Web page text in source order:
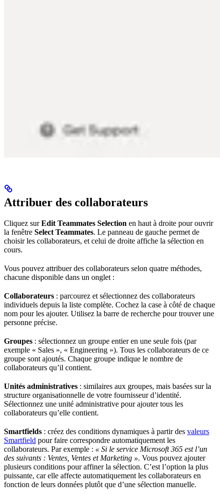
Attribuer des collaborateurs
Cliquez surEdit Teammates Selection en haut à droite pour ouvrir
la fenêtre Select Teammates. Le panneau de gauche permet de
choisir les collaborateurs, et celui de droite affiche la sélection en
cours.
Vous pouvez attribuer des collaborateurs selon quatre méthodes,
chacune disponible dans un onglet :
Collaborateurs : parcourez et sélectionnez des collaborateurs
individuels depuis la liste complète. Cochez la case à côté de chaque
nom pour les ajouter. Utilisez la barre de recherche pour trouver une
personne précise.
Groupes : sélectionnez un groupe entier en une seule fois (par
exemple « Sales », « Engineering »). Tous les collaborateurs de ce
groupe sont ajoutés. Chaque groupe indique le nombre de
collaborateurs qu’il contient.
Unités administratives : similaires aux groupes, mais basées sur la
structure organisationnelle de votre fournisseur d’identité.
Sélectionnez une unité administrative pour ajouter tous les
collaborateurs qu’elle contient.
Smartfields : créez des conditions dynamiques à partir des valeurs
Smartfield pour faire correspondre automatiquement les
collaborateurs. Par exemple : « Si le service Microsoft 365 est l’un
des suivants : Ventes, Ventes et Marketing ». Vous pouvez ajouter
plusieurs conditions pour affiner la sélection. C’est l’option la plus
puissante, car elle affecte automatiquement les collaborateurs en
fonction de leurs données plutôt que d’une sélection manuelle.